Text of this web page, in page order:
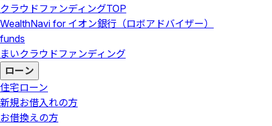
クラウドファンディングTOP
WealthNavi for イオン銀行（ロボアドバイザー）
funds
まいクラウドファンディング
ローン
住宅ローン
新規お借入れの方
お借換えの方